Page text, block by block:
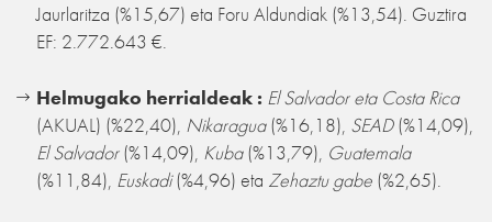
Jaurlaritza (%15,67) eta Foru Aldundiak (%13,54). Guztira
EF: 2.772.643 €.
Helmugako herrialdeak : El Salvador eta Costa Rica
(AKUAL) (%22,40), Nikaragua(%16,18), SEAD(%14,09),
El Salvador(%14,09), Kuba(%13,79), Guatemala
(%11,84), Euskadi(%4,96) eta Zehaztu gabe (%2,65).